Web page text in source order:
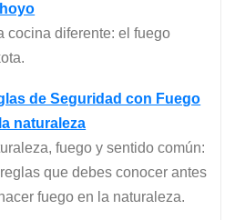
cocina diferente: el fuego
de Seguridad con Fuego
naturaleza
fuego y sentido común:
reglas que debes conocer antes
fuego en la naturaleza.